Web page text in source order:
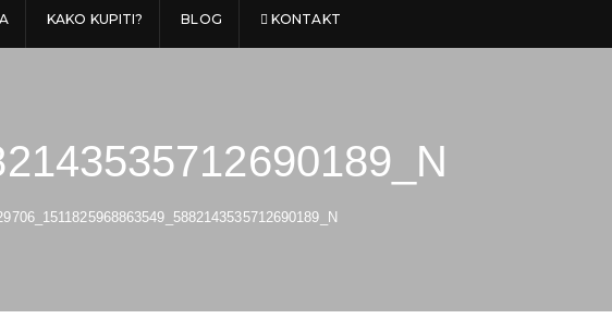
KAKO KUPITI? BLOG KONTAKT